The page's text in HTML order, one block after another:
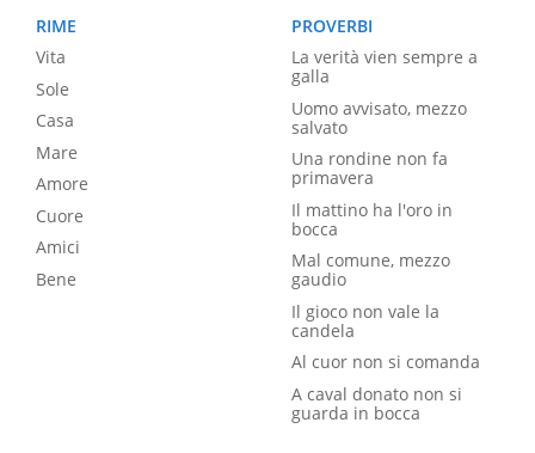
RIME
Vita
Sole
Casa
Mare
Amore
Cuore
Amici
Bene
PROVERBI
La verità vien sempre a
galla
Uomo avvisato, mezzo
salvato
Una rondine non fa
primavera
Il mattino ha l'oro in
bocca
Mal comune, mezzo
gaudio
Il gioco non vale la
candela
Al cuor non si comanda
A caval donato non si
guarda in bocca